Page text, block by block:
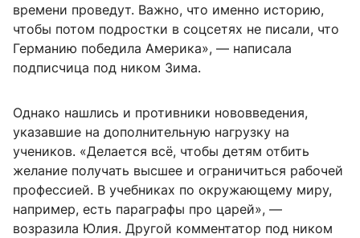
времени проведут. Важно, что именно историю,
чтобы потом подростки в соцсетях не писали, что
Германию победила Америка», — написала
подписчица под ником Зима.
Однако нашлись и противники нововведения,
указавшие на дополнительную нагрузку на
учеников. «Делается всё, чтобы детям отбить
желание получать высшее и ограничиться рабочей
профессией. В учебниках по окружающему миру,
например, есть параграфы про царей», —
возразила Юлия. Другой комментатор под ником